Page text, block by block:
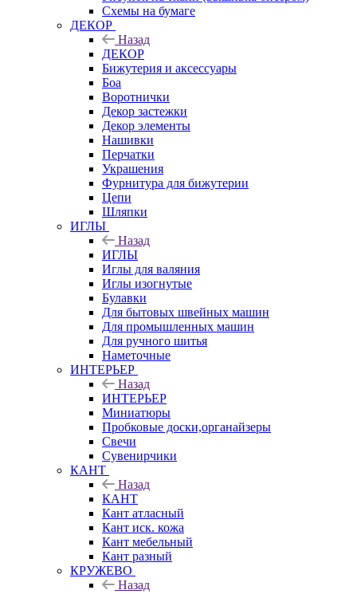
Схемы на бумаге
ДЕКОР
Назад
ДЕКОР
Бижутерия и аксессуары
Боа
Воротнички
Декор застежки
Декор элементы
Нашивки
Перчатки
Украшения
Фурнитура для бижутерии
Цепи
Шляпки
ИГЛЫ
Назад
ИГЛЫ
Иглы для валяния
Иглы изогнутые
Булавки
Для бытовых швейных машин
Для промышленных машин
Для ручного шитья
Наметочные
ИНТЕРЬЕР
Назад
ИНТЕРЬЕР
Миниатюры
Пробковые доски,органайзеры
Свечи
Сувенирчики
КАНТ
Назад
КАНТ
Кант атласный
Кант иск. кожа
Кант мебельный
Кант разный
КРУЖЕВО
Назад